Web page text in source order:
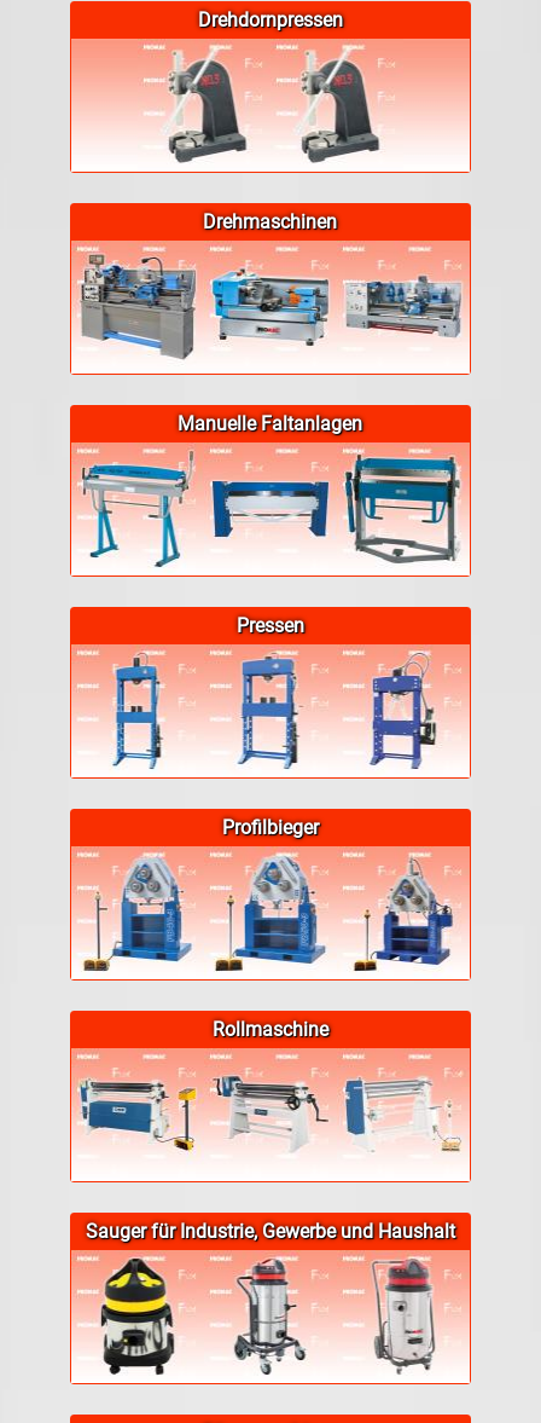
Drehdornpressen
Drehmaschinen
Manuelle Faltanlagen
Pressen
Profilbieger
Rollmaschine
Sauger für Industrie, Gewerbe und Haushalt